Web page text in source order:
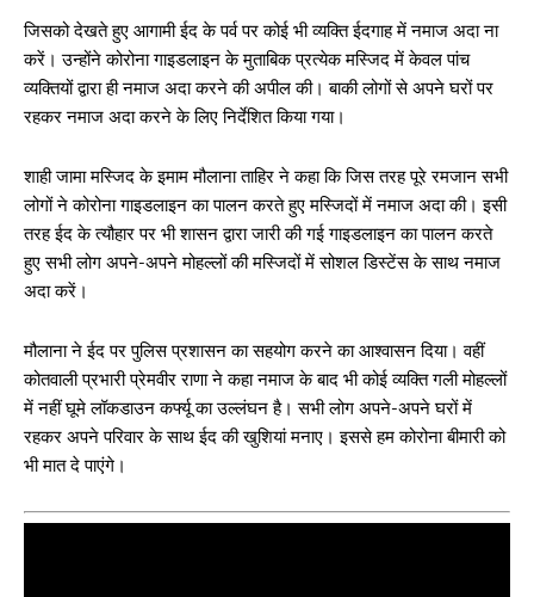
जिसको देखते हुए आगामी ईद के पर्व पर कोई भी व्यक्ति ईदगाह में नमाज अदा ना
करें। उन्होंने कोरोना गाइडलाइन के मुताबिक प्रत्येक मस्जिद में केवल पांच
व्यक्तियों द्वारा ही नमाज अदा करने की अपील की। बाकी लोगों से अपने घरों पर
रहकर नमाज अदा करने के लिए निर्देशित किया गया।
शाही जामा मस्जिद के इमाम मौलाना ताहिर ने कहा कि जिस तरह पूरे रमजान सभी
लोगों ने कोरोना गाइडलाइन का पालन करते हुए मस्जिदों में नमाज अदा की। इसी
तरह ईद के त्यौहार पर भी शासन द्वारा जारी की गई गाइडलाइन का पालन करते
हुए सभी लोग अपने-अपने मोहल्लों की मस्जिदों में सोशल डिस्टेंस के साथ नमाज
अदा करें।
मौलाना ने ईद पर पुलिस प्रशासन का सहयोग करने का आश्वासन दिया। वहीं
कोतवाली प्रभारी प्रेमवीर राणा ने कहा नमाज के बाद भी कोई व्यक्ति गली मोहल्लों
में नहीं घूमे लॉकडाउन कर्फ्यू का उल्लंघन है। सभी लोग अपने-अपने घरों में
रहकर अपने परिवार के साथ ईद की खुशियां मनाए। इससे हम कोरोना बीमारी को
भी मात दे पाएंगे।